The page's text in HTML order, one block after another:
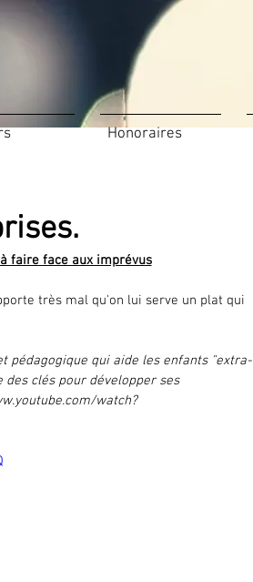
Honoraires
faire face aux imprévus
très mal qu'on lui serve un plat qui
pédagogique qui aide les enfants "extra-
des clés pour développer ses
watch?